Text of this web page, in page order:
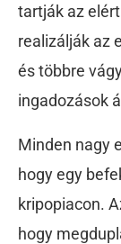
tartják az
realizálják az
és többre
ingadozások
Minden nagy
hogy egy
kripopiacon.
hogy